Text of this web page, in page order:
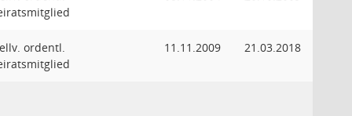
ordentl.
11.11.2009 21.03.2018